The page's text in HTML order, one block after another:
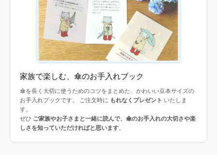
家族で楽しむ、傘のお手入れブック
傘を長く大切に使うためのコツをまとめた、かわいい豆本サイズの
お手入れブックです。 ご注文時に もれなくプレゼント いたしま
す。
ぜひ ご家族やお子さまと一緒に読んで、傘のお手入れの大切さや楽
しさを知っていただければと思います。